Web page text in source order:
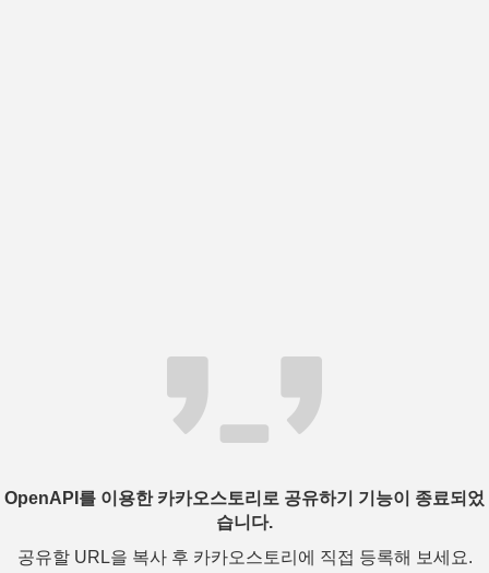
OpenAPI를 이용한 카카오스토리로 공유하기 기능이 종료되었
습니다.
공유할 URL을 복사 후 카카오스토리에 직접 등록해 보세요.